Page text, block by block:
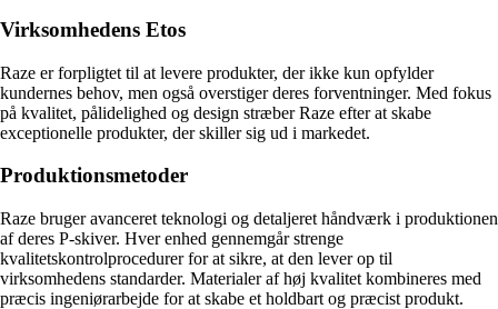
Virksomhedens Etos
Raze er forpligtet til at levere produkter, der ikke kun opfylder
kundernes behov, men også overstiger deres forventninger. Med fokus
på kvalitet, pålidelighed og design stræber Raze efter at skabe
exceptionelle produkter, der skiller sig ud i markedet.
Produktionsmetoder
Raze bruger avanceret teknologi og detaljeret håndværk i produktionen
af deres P-skiver. Hver enhed gennemgår strenge
kvalitetskontrolprocedurer for at sikre, at den lever op til
virksomhedens standarder. Materialer af høj kvalitet kombineres med
præcis ingeniørarbejde for at skabe et holdbart og præcist produkt.